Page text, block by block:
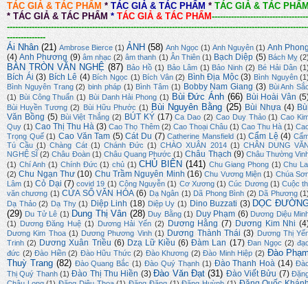
TÁC GIẢ & TÁC PHẨM * TÁC GIẢ & TÁC PHẨM * TÁC GIẢ & TÁC
* TÁC GIẢ & TÁC PHẨM *TÁC GIẢ & TÁC PHẨM-----------------------------------
--------------
Ái Nhân (21) Ambrose Bierce (1) ẢNH (58) Anh Ngọc (1) Anh Nguyên (1) Anh
(4) Anh Phương (9) âm nhạc (2) âm thanh (1) Ân Thiên (1) Bạch Diệp (5) Bách Mỵ
BÀN TRÒN VĂN NGHỆ (87) Bảo Hồ (1) Bảo Lâm (1) Bảo Ninh (2) Bé Hải Dân
Bích Ái (3) Bích Lê (4) Bích Ngọc (1) Bích Vân (2) Bình Địa Mộc (3) Bình Nguyên
Bình Nguyên Trang (2) binh pháp (1) Bình Tâm (1) Bobby Nam Giang (3) Bùi Anh
(1) Bùi Công Thuấn (1) Bùi Danh Hải Phong (1) Bùi Đức Ánh (66) Bùi Hoài Vân
Bùi Huyền Tương (2) Bùi Hữu Phước (1) Bùi Nguyên Bằng (25) Bùi Nhựa (4)
Văn Bồng (5) Bùi Việt Thắng (2) BÚT KÝ (17) Ca Dao (2) Cao Duy Thảo (1) Cao
Quy (1) Cao Thị Thu Hà (3) Cao Thọ Thêm (2) Cao Thoại Châu (1) Cao Thu Hà (1)
Trọng Quế (1) Cao Văn Tam (5) Cát Du (7) Catherine Mansfield (1) Cẩm Lệ (4)
Tú Cầu (1) Chàng Cát (1) Chánh Đức (1) CHÀO XUÂN 2014 (1) CHÂN DUNG
NGHỆ SĨ (2) Châu Đoàn (1) Châu Quang Phước (1) Châu Thạch (9) Châu Thường
(1) Chí Anh (1) Chính Đức (1) chủ (1) CHỦ BIÊN (141) Chu Giang Phong (1) Chu
(2) Chu Ngạn Thư (10) Chu Trầm Nguyên Minh (16) Chu Vương Miện (1) Chúa
Lâm (1) Cỏ Dại (7) covid 19 (1) Công Nguyễn (1) Cơ Xương (1) Cúc Dương (1) Cuộc
văn chương (1) CỬA SỔ VĂN HÓA (6) Dạ Ngân (1) Dã Phong Bình (2) Dã Phương
Dạ Thảo (2) Dạ Thy (1) Diệp Linh (18) Diệp Uy (1) Dino Buzzati (3) DỌC
(29) Du Tử Lê (1) Dung Thị Vân (28) Duy Bằng (1) Duy Phạm (6) Dương Diệu
(1)
Dương Đăng Huệ (1) Dương Hải Yến (2) Dương Hằng (7) Dương Kim Nhi
Dương Kim Thoa (1) Dương Phương Vinh (1) Dương Thành Thái (3) Dương Thị
Trinh (2) Dương Xuân Triều (6) Dzạ Lữ Kiều (6) Đàm Lan (17) Đan Ngọc (2)
đức (2) Đào Hiền (2) Đào Hữu Thức (2) Đào Khương (2) Đào Minh Hiệp (2) Đào
Thuỳ Trang (82) Đào Quang Bắc (1) Đào Quý Thạnh (1) Đào Thanh Hoà (14)
Thị Quý Thanh (1) Đào Thị Thu Hiền (3) Đào Văn Đạt (31) Đào Viết Bửu (7)